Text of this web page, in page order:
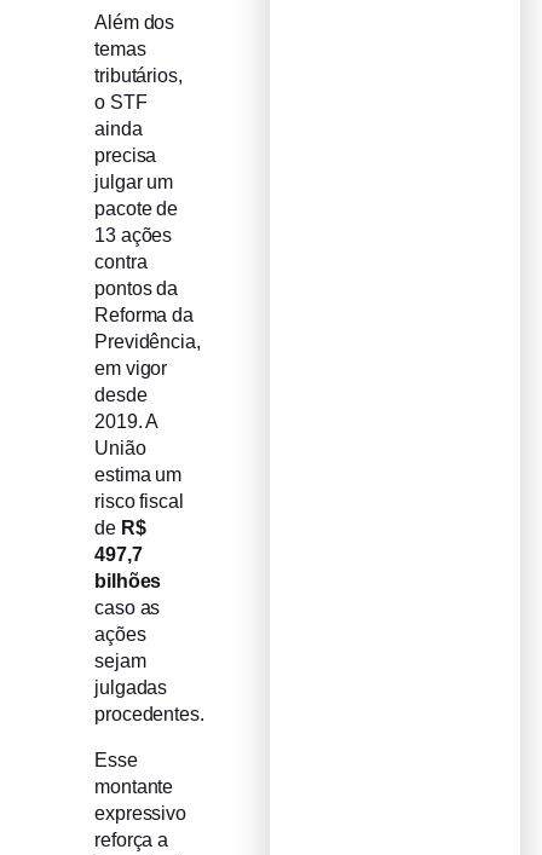
Além dos
temas
tributários,
o STF
ainda
precisa
julgar um
pacote de
13 ações
contra
pontos da
Reforma da
Previdência,
em vigor
desde
2019. A
União
estima um
risco fiscal
de R$
497,7
bilhões
caso as
ações
sejam
julgadas
procedentes.
Esse
montante
expressivo
reforça a